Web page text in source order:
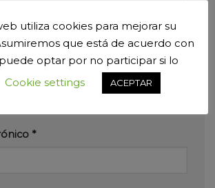
*
utiliza cookies para mejorar su
que está de acuerdo con
optar por no participar si lo
Cookie settings ACEPTAR